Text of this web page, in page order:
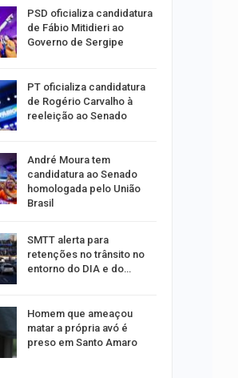
PSD oficializa candidatura
de Fábio Mitidieri ao
Governo de Sergipe
PT oficializa candidatura
de Rogério Carvalho à
reeleição ao Senado
André Moura tem
candidatura ao Senado
homologada pelo União
Brasil
SMTT alerta para
retenções no trânsito no
entorno do DIA e do…
Homem que ameaçou
matar a própria avó é
preso em Santo Amaro